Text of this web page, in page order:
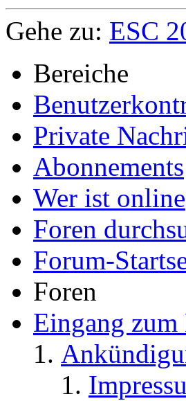
Gehe zu: ESC
Bereiche
Private
Abonnements
Wer ist online
Foren
Forum-
Foren
Eingang zum